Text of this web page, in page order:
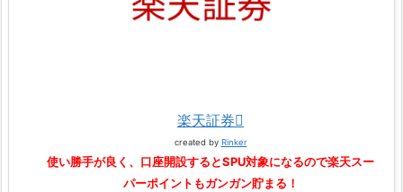
楽天証券
created by Rinker
使い勝手が良く、口座開設するとSPU対象になるので楽天スー
パーポイントもガンガン貯まる！